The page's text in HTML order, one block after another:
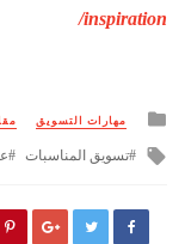
inspiration/
Posted
مهارات التسويق
Tagged
تسويق المناسبات